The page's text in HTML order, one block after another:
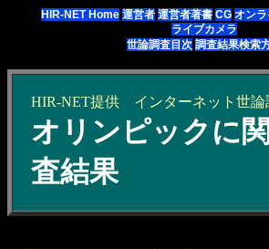
HIR-NET Home 運営者 運営者著書 CG オンラ
ライブカメラ
世論調査目次 調査結果検索
HIR-NET提供 インターネット 世論
オリンピックに
査結果